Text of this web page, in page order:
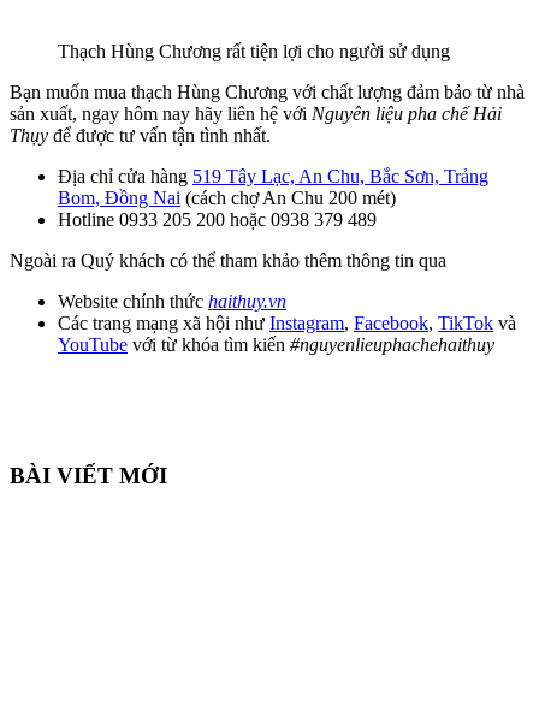
Thạch Hùng Chương rất tiện lợi cho người sử dụng
Bạn muốn mua thạch Hùng Chương với chất lượng đảm bảo từ nhà
sản xuất, ngay hôm nay hãy liên hệ với Nguyên liệu pha chế Hải
Thụy để được tư vấn tận tình nhất.
Địa chỉ cửa hàng 519 Tây Lạc, An Chu, Bắc Sơn, Trảng
Bom, Đồng Nai (cách chợ An Chu 200 mét)
Hotline 0933 205 200 hoặc 0938 379 489
Ngoài ra Quý khách có thể tham khảo thêm thông tin qua
Website chính thức haithuy.vn
Các trang mạng xã hội như Instagram, Facebook, TikTok và
YouTube với từ khóa tìm kiến #nguyenlieuphachehaithuy
BÀI VIẾT MỚI